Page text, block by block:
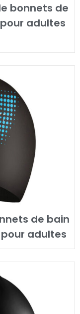
bonnets de
adultes
de bain
adultes